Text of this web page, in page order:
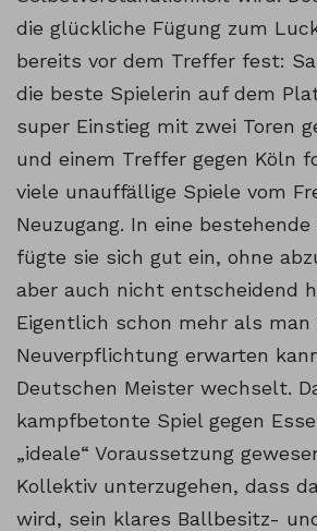
die glückliche Fügung zum
bereits vor dem Treffer fest:
die beste Spielerin auf dem
super Einstieg mit zwei Toren
und einem Treffer gegen Köln
viele unauffällige Spiele vom
Neuzugang. In eine
fügte sie sich gut ein, ohne
aber auch nicht entscheidend
Eigentlich schon mehr als man
Neuverpflichtung erwarten
Deutschen Meister wechselt.
kampfbetonte Spiel gegen
„ideale“ Voraussetzung
Kollektiv unterzugehen, dass
wird, sein klares Ballbesitz-